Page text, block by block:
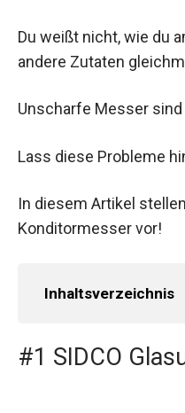
Du weißt nicht, wie du
andere Zutaten
Unscharfe Messer
Lass diese Probleme
In diesem Artikel
Konditormesser vor!
Inhaltsverzeichnis
#1 SIDCO